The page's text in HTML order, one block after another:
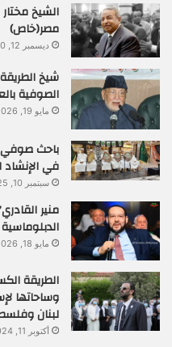
الشيخ
مصر(خاص)
ديسمبر 12, 2020
شيخ
الصوفية
مايو 19, 2026
باحث
في الإنشاد
سبتمبر 10, 2025
منير
مايو 18, 2026
الطريقة
وساحاتها
لبنان
أكتوبر 11, 2024